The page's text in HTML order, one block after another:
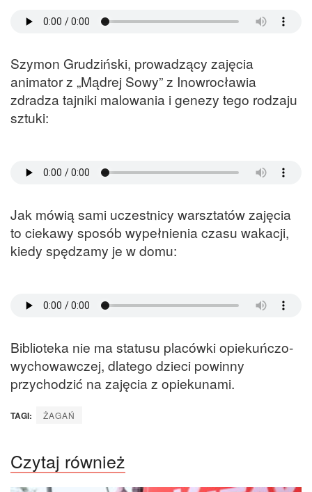
Szymon Grudziński, prowadzący zajęcia
animator z „Mądrej Sowy” z Inowrocławia
zdradza tajniki malowania i genezy tego rodzaju
sztuki:
Jak mówią sami uczestnicy warsztatów zajęcia
to ciekawy sposób wypełnienia czasu wakacji,
kiedy spędzamy je w domu:
Biblioteka nie ma statusu placówki opiekuńczo-
wychowawczej, dlatego dzieci powinny
przychodzić na zajęcia z opiekunami.
TAGI: ŻAGAŃ
Czytaj również